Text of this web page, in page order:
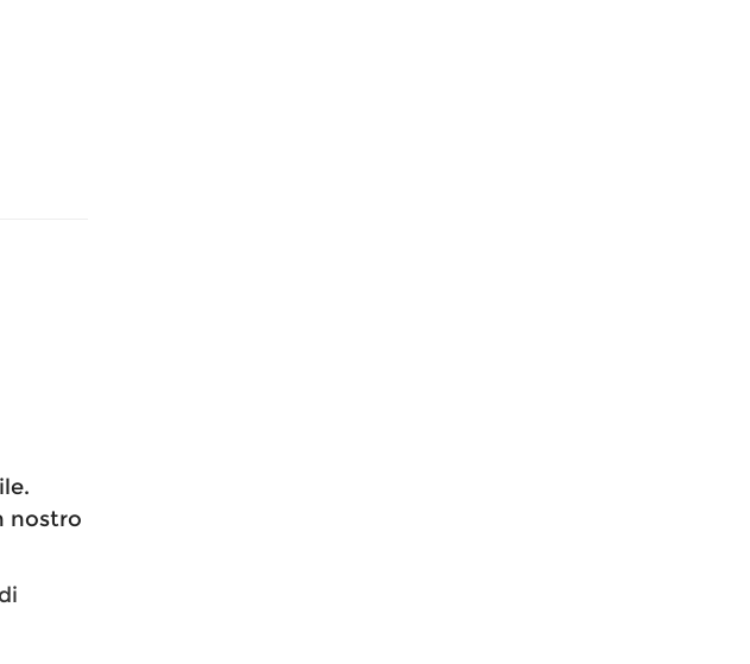
nostro